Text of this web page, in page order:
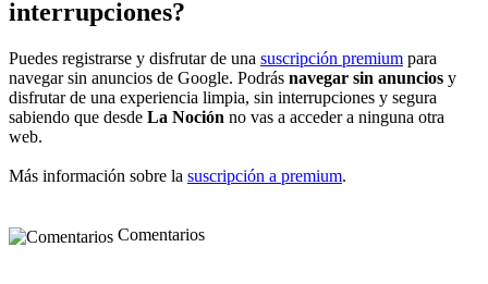
interrupciones?
Puedes registrarse y disfrutar de una suscripción premium para
navegar sin anuncios de Google. Podrás navegar sin anuncios y
disfrutar de una experiencia limpia, sin interrupciones y segura
sabiendo que desde La Noción no vas a acceder a ninguna otra
web.
Más información sobre la suscripción a premium.
Comentarios